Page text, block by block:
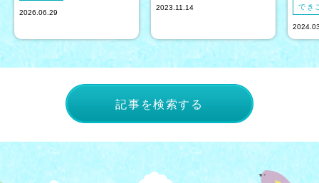
2026.06.29
2023.11.14 でき
記事を検索する